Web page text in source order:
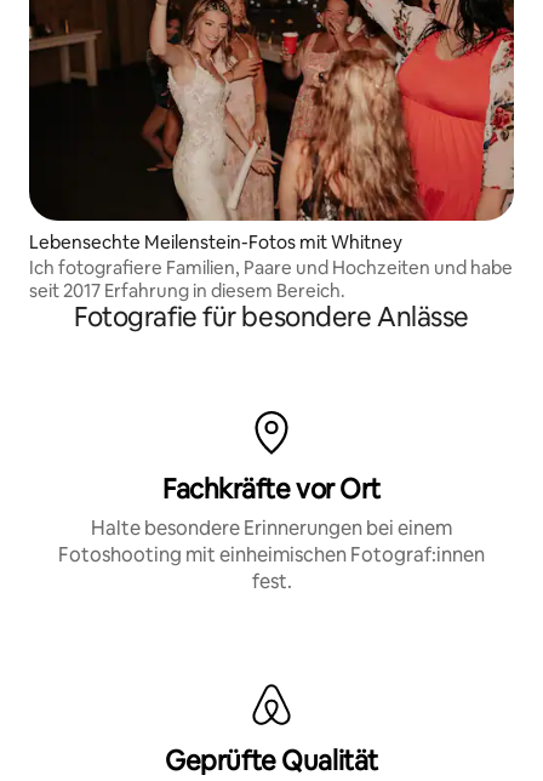
Lebensechte Meilenstein-Fotos mit Whitney
Ich fotografiere Familien, Paare und Hochzeiten und habe
seit 2017 Erfahrung in diesem Bereich.
Fotografie für besondere Anlässe
Fachkräfte vor Ort
Halte besondere Erinnerungen bei einem
Fotoshooting mit einheimischen Fotograf:innen
fest.
Geprüfte Qualität